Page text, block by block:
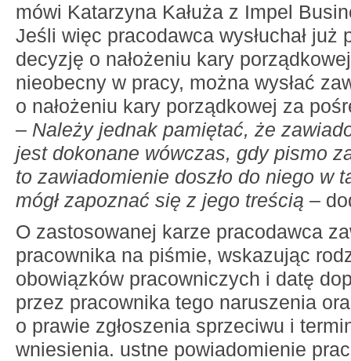
mówi Katarzyna Kałuża z Impel
Jeśli więc pracodawca wysłuchał już
decyzję o nałożeniu kary
nieobecny w pracy, można wysłać
o nałożeniu kary porządkowej za
– Należy jednak pamiętać, że
jest dokonane wówczas, gdy pismo
to zawiadomienie doszło do niego w
mógł zapoznać się z jego treścią –
O zastosowanej karze pracodawca
pracownika na piśmie, wskazując
obowiązków pracowniczych i datę
przez pracownika tego naruszenia
o prawie zgłoszenia sprzeciwu i
wniesienia. ustne powiadomienie